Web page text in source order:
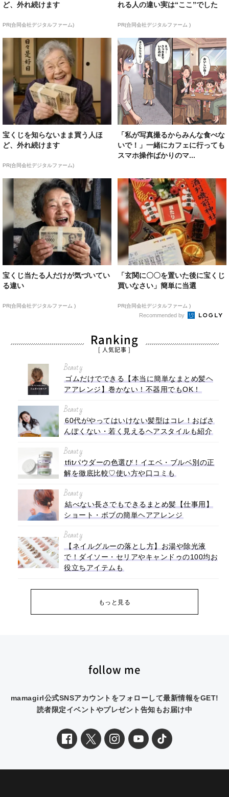
ど、外れ続けます
PR(合同会社デジタルファーム)
れる人の違い実は“ここ”でした
PR(合同会社デジタルファーム )
宝くじを知らないまま買う人ほ
ど、外れ続けます
PR(合同会社デジタルファーム)
「私が写真撮るからみんな食べな
いで！」一緒にカフェに行っても
スマホ操作ばかりのマ...
宝くじ当たる人だけが気づいてい
る違い
PR(合同会社デジタルファーム )
「玄関に〇〇を置いた後に宝くじ
買いなさい」簡単に当選
PR(合同会社デジタルファーム )
Recommended by
Ranking
[ 人気記事 ]
Beauty
ゴムだけでできる【本当に簡単なまとめ髪ヘ
アアレンジ】巻かない！不器用でもOK！
Beauty
60代がやってはいけない髪型はコレ！おばさ
んぽくない・若く見えるヘアスタイルも紹介
Beauty
tfitパウダーの色選び！イエベ・ブルベ別の正
解を徹底比較♡使い方や口コミも
Beauty
結べない長さでもできるまとめ髪【仕事用】
ショート・ボブの簡単ヘアアレンジ
Beauty
【ネイルグルーの落とし方】お湯や除光液
で！ダイソー・セリアやキャンドゥの100均お
役立ちアイテムも
もっと見る
follow me
mamagirl公式SNSアカウントをフォローして最新情報をGET!
読者限定イベントやプレゼント告知もお届け中